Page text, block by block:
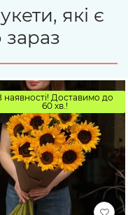
які є
наявності! Доставимо до
60 хв.!